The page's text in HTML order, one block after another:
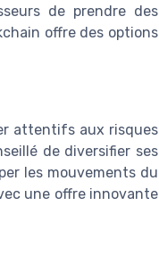
de prendre des
offre des options
attentifs aux risques
de diversifier ses
les mouvements du
une offre innovante